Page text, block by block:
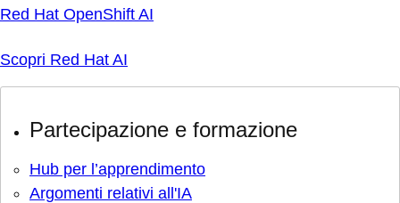
Red Hat OpenShift AI
Scopri Red Hat AI
Partecipazione e formazione
Hub per l’apprendimento
Argomenti relativi all'IA